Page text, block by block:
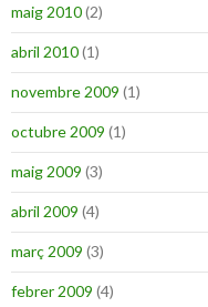
maig 2010(2)
abril 2010(1)
novembre 2009 (1)
octubre 2009 (1)
maig 2009 (3)
abril 2009 (4)
març 2009 (3)
febrer 2009 (4)